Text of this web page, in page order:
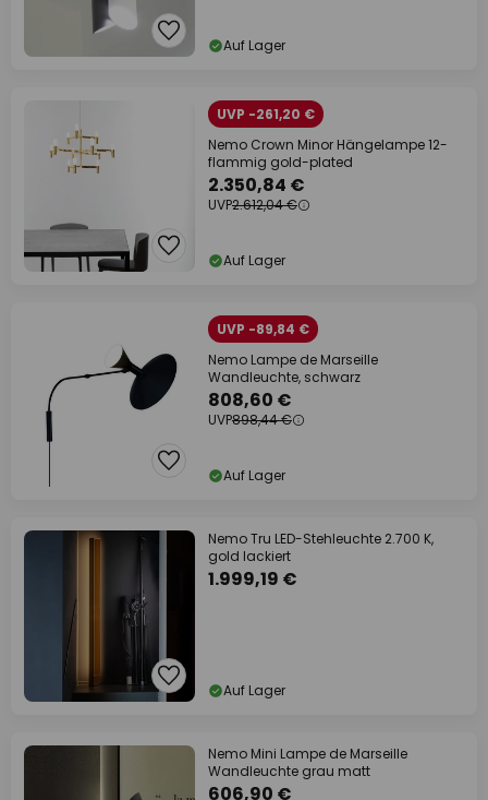
Auf Lager
UVP -261,20 €
Nemo Crown Minor Hängelampe 12-
flammig gold-plated
2.350,84 €
UVP2.612,04 €
Auf Lager
UVP -89,84 €
Nemo Lampe de Marseille
Wandleuchte, schwarz
808,60 €
UVP898,44 €
Auf Lager
Nemo Tru LED-Stehleuchte 2.700 K,
gold lackiert
1.999,19 €
Auf Lager
Nemo Mini Lampe de Marseille
Wandleuchte grau matt
606,90 €